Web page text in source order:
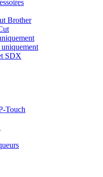
Brother
SDX
Touch